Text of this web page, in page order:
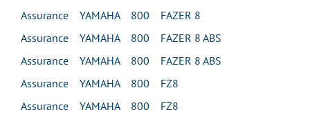
Assurance YAMAHA 800 FAZER 8
Assurance YAMAHA 800 FAZER 8 ABS
Assurance YAMAHA 800 FAZER 8 ABS
Assurance YAMAHA 800 FZ8
Assurance YAMAHA 800 FZ8